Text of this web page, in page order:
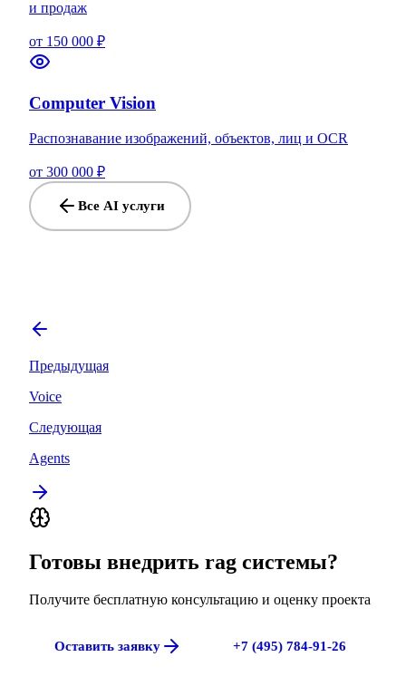
и продаж
от 150 000 ₽
Computer Vision
Распознавание изображений, объектов, лиц и OCR
от 300 000 ₽
Все AI услуги
Предыдущая
Voice
Следующая
Agents
Готовы внедрить rag системы?
Получите бесплатную консультацию и оценку проекта
Оставить заявку +7 (495) 784-91-26